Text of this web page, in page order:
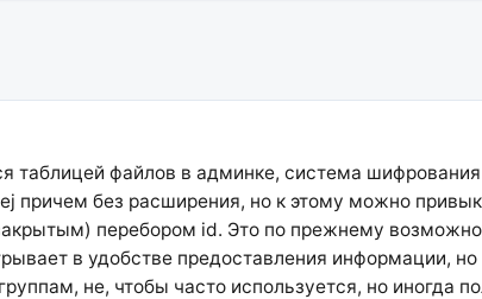
таблицей файлов в админке, система
причем без расширения, но к этому можно
перебором id. Это по прежнему
в удобстве предоставления информации,
не, чтобы часто используется, но иногда